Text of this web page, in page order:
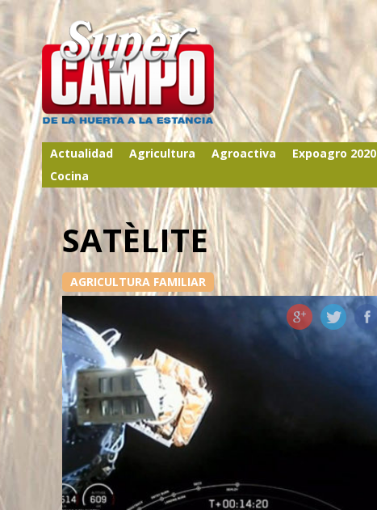
Actualidad Agricultura Agroactiva Expoagro 2020
Cocina
SATÈLITE
AGRICULTURA FAMILIAR